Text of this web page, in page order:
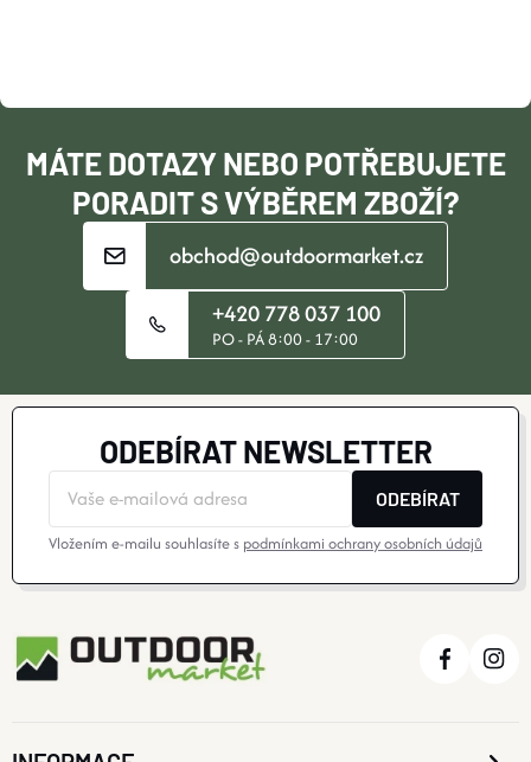
P
V
U
T
MÁTE DOTAZY NEBO POTŘEBUJETE
PORADIT S VÝBĚREM ZBOŽÍ?
obchod@outdoormarket.cz
+420 778 037 100
PO - PÁ 8:00 - 17:00
ODEBÍRAT NEWSLETTER
ODEBÍRAT
Vložením e-mailu souhlasíte s podmínkami ochrany osobních údajů